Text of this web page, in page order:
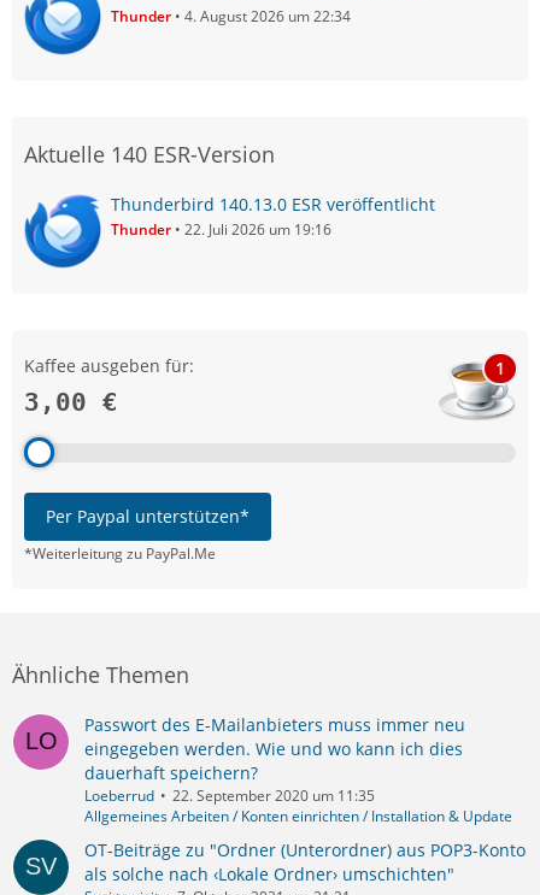
Thunder 4. August 2026 um 22:34
Aktuelle 140 ESR-Version
Thunderbird 140.13.0 ESR veröffentlicht
Thunder 22. Juli 2026 um 19:16
Kaffee ausgeben für:
3,00 €
1
Per Paypal unterstützen*
*Weiterleitung zu PayPal.Me
Ähnliche Themen
Passwort des E-Mailanbieters muss immer neu
eingegeben werden. Wie und wo kann ich dies
dauerhaft speichern?
Loeberrud
22. September 2020 um 11:35
Allgemeines Arbeiten / Konten einrichten / Installation & Update
OT-Beiträge zu "Ordner (Unterordner) aus POP3-Konto
als solche nach ‹Lokale Ordner› umschichten"